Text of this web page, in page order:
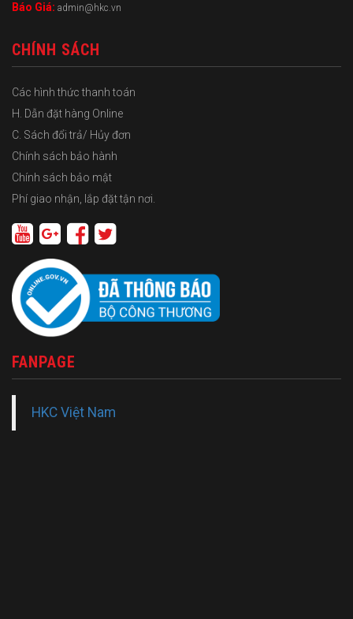
Báo Giá: admin@hkc.vn
CHÍNH SÁCH
Các hình thức thanh toán
H. Dẫn đặt hàng Online
C. Sách đổi trả/ Hủy đơn
Chính sách bảo hành
Chính sách bảo mật
Phí giao nhận, lắp đặt tận nơi.
FANPAGE
HKC Việt Nam